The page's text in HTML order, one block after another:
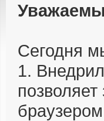
Сегодня
1.